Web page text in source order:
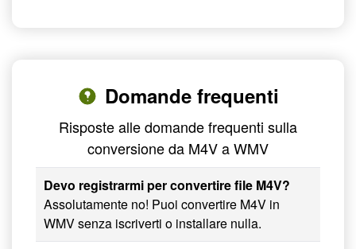
Domande frequenti
Risposte alle domande frequenti sulla
conversione da M4V a WMV
Devo registrarmi per convertire file M4V?
Assolutamente no! Puoi convertire M4V in
WMV senza iscriverti o installare nulla.